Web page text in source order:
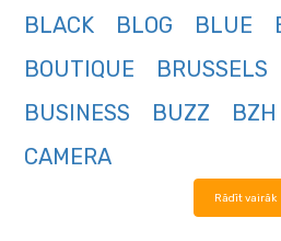
BLACK
BLOG BLUE
BOUTIQUE
BRUSSELS
BUSINESS
BUZZ BZH
CAMERA
Rādīt vairāk